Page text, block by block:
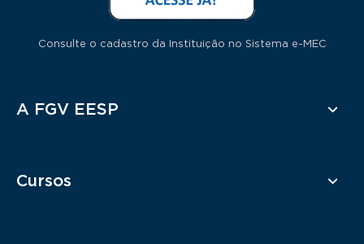
Consulte o cadastro da Instituição no Sistema e-MEC
Rodapé
A FGV EESP
Cursos